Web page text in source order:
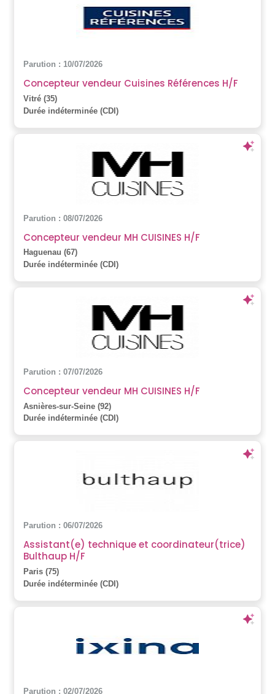
Parution : 10/07/2026
Concepteur vendeur Cuisines Références H/F
Vitré (35)
Durée indéterminée (CDI)
Parution : 08/07/2026
Concepteur vendeur MH CUISINES H/F
Haguenau (67)
Durée indéterminée (CDI)
Parution : 07/07/2026
Concepteur vendeur MH CUISINES H/F
Asnières-sur-Seine (92)
Durée indéterminée (CDI)
Parution : 06/07/2026
Assistant(e) technique et coordinateur(trice)
Bulthaup H/F
Paris (75)
Durée indéterminée (CDI)
Parution : 02/07/2026